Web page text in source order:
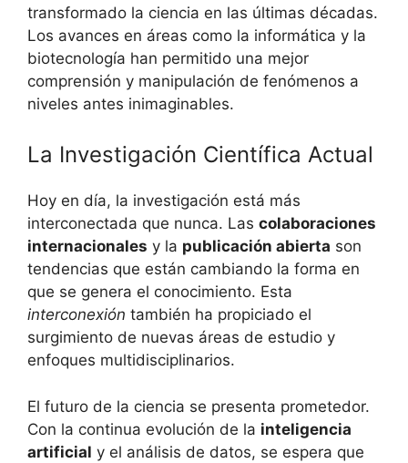
transformado la ciencia en las últimas décadas.
Los avances en áreas como la informática y la
biotecnología han permitido una mejor
comprensión y manipulación de fenómenos a
niveles antes inimaginables.
La Investigación Científica Actual
Hoy en día, la investigación está más
interconectada que nunca. Las colaboraciones
internacionales y la publicación abierta son
tendencias que están cambiando la forma en
que se genera el conocimiento. Esta
interconexión también ha propiciado el
surgimiento de nuevas áreas de estudio y
enfoques multidisciplinarios.
El futuro de la ciencia se presenta prometedor.
Con la continua evolución de la inteligencia
artificial y el análisis de datos, se espera que